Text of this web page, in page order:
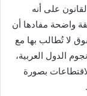
على أنه
واضحة مفادها أن
لا تُطالب بها مع
الدول العربية،
بصورة